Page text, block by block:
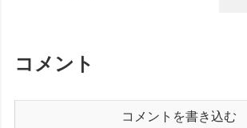
コメント
コメントを書き込む